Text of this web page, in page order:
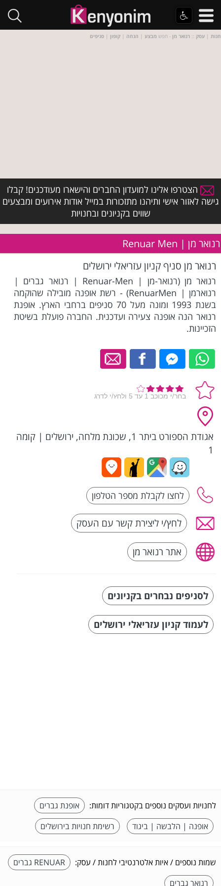
חנות | עסק :: רנואר מן - חפש מבצע | הנחה | קופון | סניפים
הצטרפו אלינו למועדון החברים והישארו מעודכנים! קבלו
גישה לאזור אישי ותיהנו מתזכורות במייל אודות אירועים ומבצעים
שווים בקניונים ובחנויות
רנואר מן | Renuar Men
רנואר מן סניף קניון עזריאלי ירושלים
רנואר מן (רנואר-מן | Renuar-Men | רנואר גברים |
רנוארמן | RenuarMen) - רשת אופנה מובילה שהוקמה
בשנת 1993 ומונה מעל 70 סניפים ברחבי הארץ. אופנת
רנואר הנה אופנה צעירה ועדכנית. החברה פועלת בשיטת
הזכיינות.
אגודת הספורט ביתר 1, שכונת מלחה, ירושלים | קומה
1
לחץ/י ליצירת קשר עם העסק
אתר רנואר מן
לסניפים נבחרים בקניונים
לעמוד קניון עזריאלי ירושלים
לחנויות ועסקים נוספים בקטגוריות דומות:
אופנת גברים
אופנה | הלבשה | ביגוד
רשימת חנויות בירושלים
שמות נוספים / איות אלטרנטיבי לחנות / עסק:
RENUAR גברים
רנואר גברים